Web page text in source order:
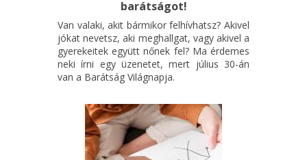
barátságot!
Van valaki, akit bármikor felhívhatsz? Akivel
jókat nevetsz, aki meghallgat, vagy akivel a
gyerekeitek együtt nőnek fel? Ma érdemes
neki írni egy üzenetet, mert július 30-án
van a Barátság Világnapja.